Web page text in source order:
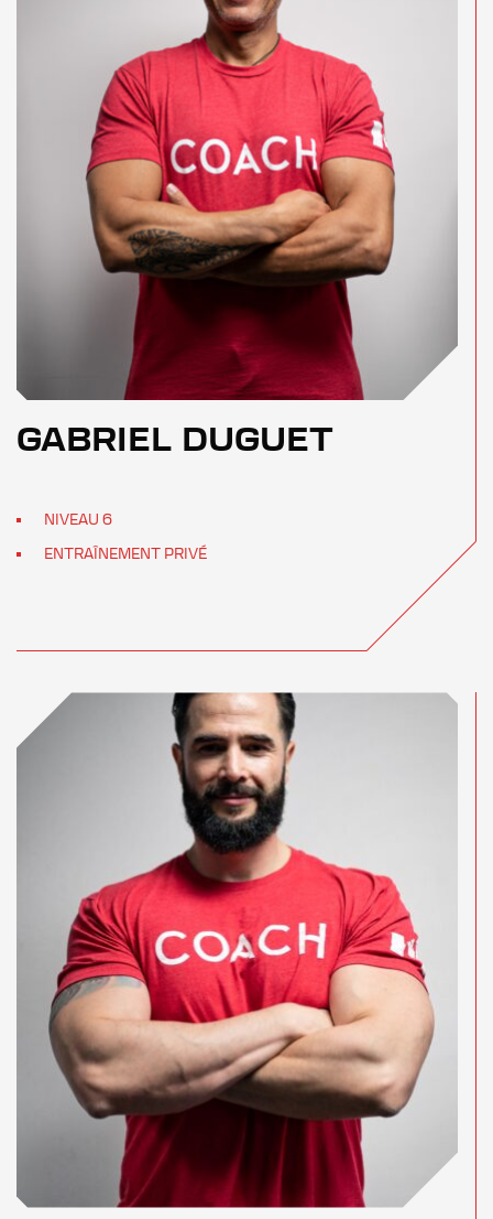
GABRIEL DUGUET
NIVEAU 6
ENTRAÎNEMENT PRIVÉ